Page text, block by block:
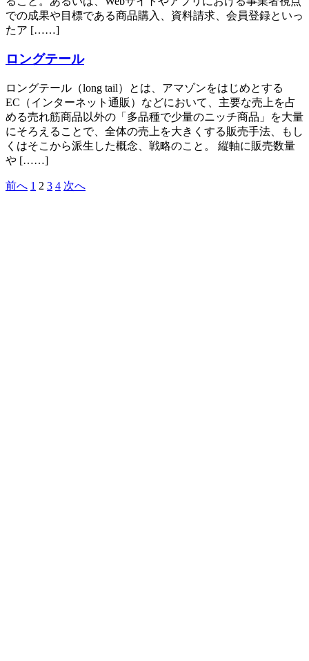
での成果や目標である商品購入、資料請求、会員登録といっ
たア [……]
ロングテール
ロングテール（long tail）とは、アマゾンをはじめとする
EC（インターネット通販）などにおいて、主要な売上を占
める売れ筋商品以外の「多品種で少量のニッチ商品」を大量
にそろえることで、全体の売上を大きくする販売手法、もし
くはそこから派生した概念、戦略のこと。 縦軸に販売数量
や [……]
投
前へ 1 2 3 4 次へ